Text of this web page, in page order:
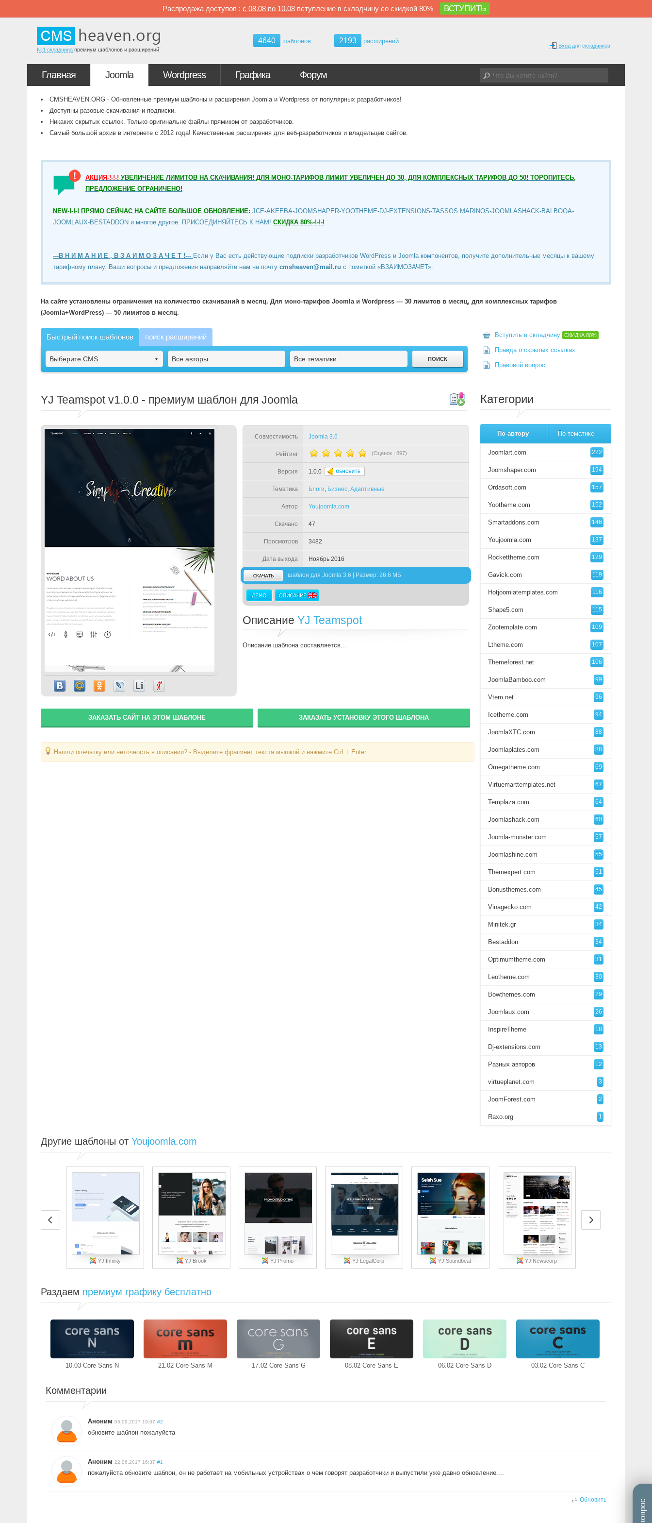
Распродажа доступов : с 08.08 по 10.08вступление в складчину со скидкой 80% ВСТУПИТЬ
№1 складчина премиум шаблонов и расширений
4640 шаблонов 2193 расширений
Вход для складчиков
Главная Joomla Wordpress Графика Форум
CMSHEAVEN.ORG - Обновленные премиум шаблоны и расширения Joomla и Wordpress от популярных разработчиков!
Доступны разовые скачивания и подписки.
Никаких скрытых ссылок. Только оригинальне файлы прямиком от разработчиков.
Самый большой архив в интернете с 2012 года! Качественные расширения для веб-разработчиков и владельцев сайтов.
АКЦИЯ-!-!-! УВЕЛИЧЕНИЕ ЛИМИТОВ НА СКАЧИВАНИЯ! ДЛЯ МОНО-ТАРИФОВ ЛИМИТ УВЕЛИЧЕН ДО 30, ДЛЯ КОМПЛЕКСНЫХ ТАРИФОВ ДО 50! ТОРОПИТЕСЬ,
ПРЕДЛОЖЕНИЕ ОГРАНИЧЕНО!
NEW-!-!-! ПРЯМО СЕЙЧАС НА САЙТЕ БОЛЬШОЕ ОБНОВЛЕНИЕ: JCE-AKEEBA-JOOMSHAPER-YOOTHEME-DJ-EXTENSIONS-TASSOS MARINOS-JOOMLASHACK-BALBOOA-
JOOMLAUX-BESTADDON и многое другое. ПРИСОЕДИНЯЙТЕСЬ К НАМ! СКИДКА 80%-!-!-!
---В Н И М А Н И Е , В З А И М О З А Ч Е Т !--- Если у Вас есть действующие подписки разработчиков WordPress и Joomla компонентов, получите дополнительные месяцы к вашему
тарифному плану. Ваши вопросы и предложения направляйте нам на почту cmsheaven@mail.ru c пометкой «ВЗАИМОЗАЧЕТ».
На сайте установлены ограничения на количество скачиваний в месяц. Для моно-тарифов Joomla и Wordpress — 30 лимитов в месяц, для комплексных тарифов
(Joomla+WordPress) — 50 лимитов в месяц.
Быстрый поиск шаблонов поиск расширений
Выберите CMS Все авторы Все тематики
YJ Teamspotv1.0.0 - премиум шаблон для Joomla
Совместимость Joomla 3.6
Рейтинг (Оценок : 897)
Версия 1.0.0
Тематика Блоги, Бизнес, Адаптивные
Автор Youjoomla.com
Скачано 47
Просмотров 3482
Дата выхода Ноябрь 2016
шаблон для Joomla 3.6 | Размер: 26.6 МБ
Описание YJ Teamspot
Описание шаблона составляется...
ЗАКАЗАТЬ САЙТ НА ЭТОМ ШАБЛОНЕ ЗАКАЗАТЬ УСТАНОВКУ ЭТОГО ШАБЛОНА
Нашли опечатку или неточность в описании? - Выделите фрагмент текста мышкой и нажмите Ctrl + Enter
Вступить в складчину СКИДКА 80%
Правда о скрытых ссылках
Правовой вопрос
Категории
По автору По тематике
Joomlart.com 222
Joomshaper.com 194
Ordasoft.com 157
Yootheme.com 152
Smartaddons.com 146
Youjoomla.com 137
Rockettheme.com 129
Gavick.com 119
Hotjoomlatemplates.com 116
Shape5.com 115
Zootemplate.com 109
Ltheme.com 107
Themeforest.net 106
JoomlaBamboo.com 99
Vtem.net 96
Icetheme.com 94
JoomlaXTC.com 88
Joomlaplates.com 88
Omegatheme.com 69
Virtuemarttemplates.net 67
Templaza.com 64
Joomlashack.com 60
Joomla-monster.com 57
Joomlashine.com 55
Themexpert.com 51
Bonusthemes.com 45
Vinagecko.com 42
Minitek.gr 34
Bestaddon 34
Optimumtheme.com 31
Leotheme.com 30
Bowthemes.com 29
Joomlaux.com 26
InspireTheme 18
Dj-extensions.com 13
Разных авторов 12
virtueplanet.com 3
JoomForest.com 2
Raxo.org 1
Другие шаблоны от Youjoomla.com
YJ Infinity YJ Brook YJ Promo YJ LegalCorp YJ Soundbeat YJ Newscorp
Раздаем премиум графику бесплатно
10.03 Core Sans N 21.02 Core Sans M 17.02 Core Sans G 08.02 Core Sans E 06.02 Core Sans D 03.02 Core Sans C
Комментарии
Аноним 05.09.2017 19:07 #2
обновите шаблон пожалуйста
Аноним 22.06.2017 16:37 #1
пожалуйста обновите шаблон, он не работает на мобильных устройствах о чем говорят разработчики и выпустили уже давно обновление....
Обновить